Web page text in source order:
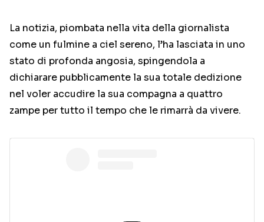
La notizia, piombata nella vita della giornalista
come un fulmine a ciel sereno, l’ha lasciata in uno
stato di profonda angosia, spingendola a
dichiarare pubblicamente la sua totale dedizione
nel voler accudire la sua compagna a quattro
zampe per tutto il tempo che le rimarrà da vivere.